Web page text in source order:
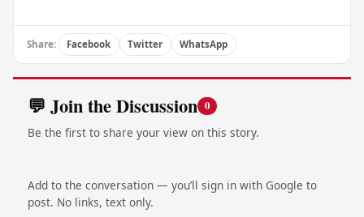
Share: Facebook Twitter WhatsApp
💬 Join the Discussion 0
Be the first to share your view on this story.
Add to the conversation — you’ll sign in with Google to
post. No links, text only.